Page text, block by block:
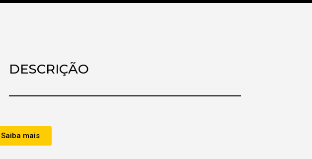
DESCRIÇÃO
Saiba mais